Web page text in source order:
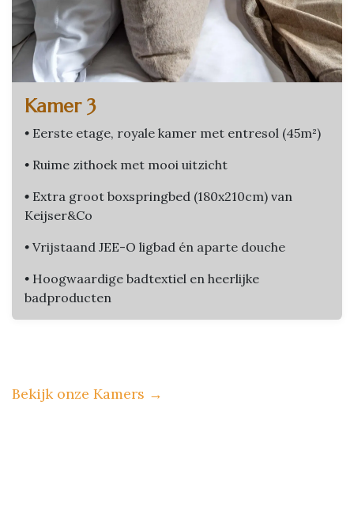
Kamer 3
• Eerste etage, royale kamer met entresol (45m²)
• Ruime zithoek met mooi uitzicht
• Extra groot boxspringbed (180x210cm) van
Keijser&Co
• Vrijstaand JEE-O ligbad én aparte douche
• Hoogwaardige badtextiel en heerlijke
badproducten
Bekijk onze Kamers →